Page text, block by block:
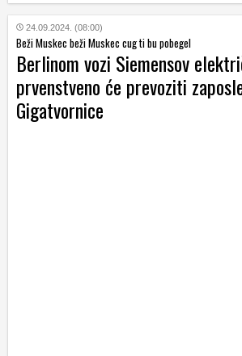
24.09.2024. (08:00)
Beži Muskec beži Muskec cug ti bu pobegel
Berlinom vozi Siemensov
prvenstveno će prevoziti
Gigatvornice